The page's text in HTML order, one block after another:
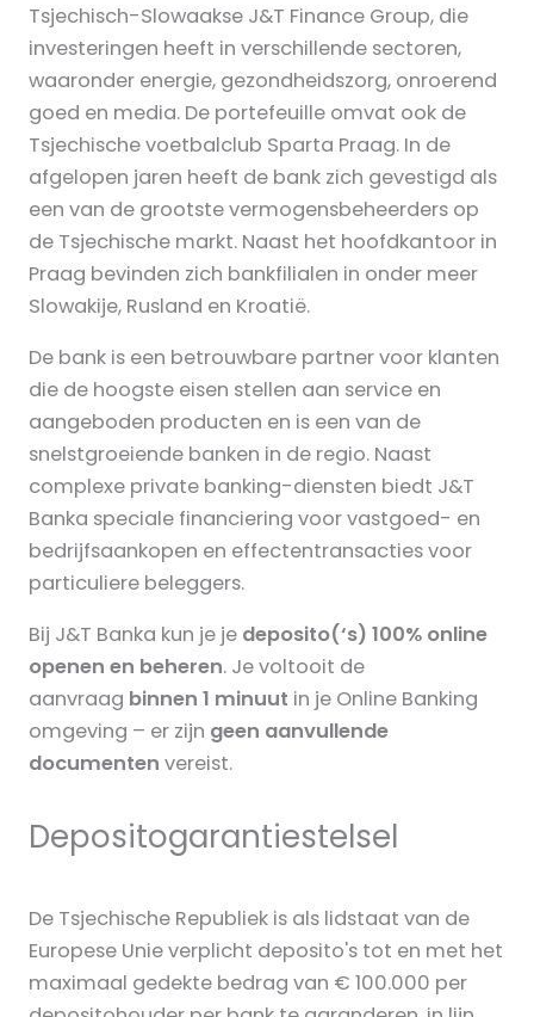
Tsjechisch-Slowaakse J&T Finance Group, die
investeringen heeft in verschillende sectoren,
waaronder energie, gezondheidszorg, onroerend
goed en media. De portefeuille omvat ook de
Tsjechische voetbalclub Sparta Praag. In de
afgelopen jaren heeft de bank zich gevestigd als
een van de grootste vermogensbeheerders op
de Tsjechische markt. Naast het hoofdkantoor in
Praag bevinden zich bankfilialen in onder meer
Slowakije, Rusland en Kroatië.
De bank is een betrouwbare partner voor klanten
die de hoogste eisen stellen aan service en
aangeboden producten en is een van de
snelstgroeiende banken in de regio. Naast
complexe private banking-diensten biedt J&T
Banka speciale financiering voor vastgoed- en
bedrijfsaankopen en effectentransacties voor
particuliere beleggers.
Bij J&T Banka kun je je deposito(‘s) 100% online
openen en beheren. Je voltooit de
aanvraag binnen 1 minuut in je Online Banking
omgeving – er zijn geen aanvullende
documenten vereist.
Depositogarantiestelsel
De Tsjechische Republiek is als lidstaat van de
Europese Unie verplicht deposito's tot en met het
maximaal gedekte bedrag van € 100.000 per